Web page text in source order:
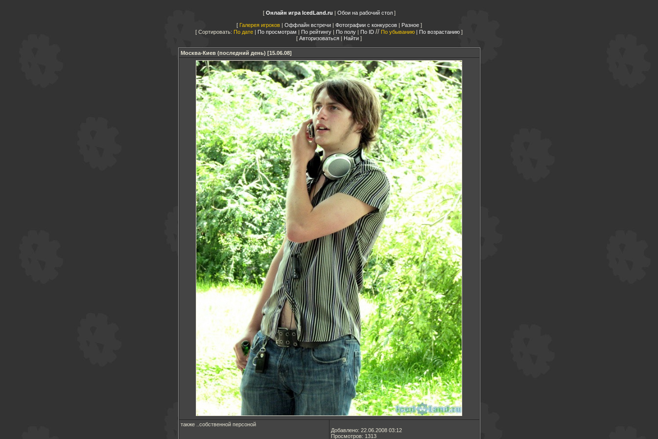
Онлайн игра IcedLand.ru | Обои на рабочий стол
Галерея игроков| Оффлайн встречи| Фотографии с конкурсов| Разное
Сортировать: По дате | По просмотрам | По рейтингу | По полу | По ID // По убыванию | По возрастанию
Авторизоваться | Найти
Москва-Киев (последний день) [15.06.08]
также ..собственной персоной
Добавлено: 22.06.2008 03:12
Просмотров: 1313